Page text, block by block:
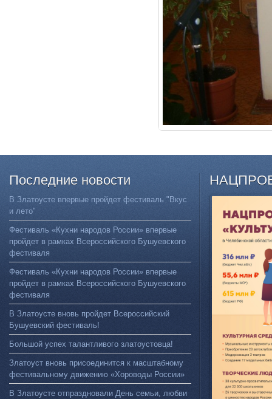
Последние новости
В Златоусте впервые пройдет фестиваль "Вкус
и лето"
Фестиваль «Кухни народов России» впервые
пройдет в рамках Всероссийского Бушуевского
фестиваля
Фестиваль «Кухни народов России» впервые
пройдет в рамках Всероссийского Бушуевского
фестиваля
В Златоусте вновь пройдет Всероссийский
Бушуевский фестиваль!
Большой успех талантливого златоустовца!
Златоуст вновь присоединится к масштабному
фестивальному движению «Хороводы России»
В Златоусте отпраздновали День семьи, любви